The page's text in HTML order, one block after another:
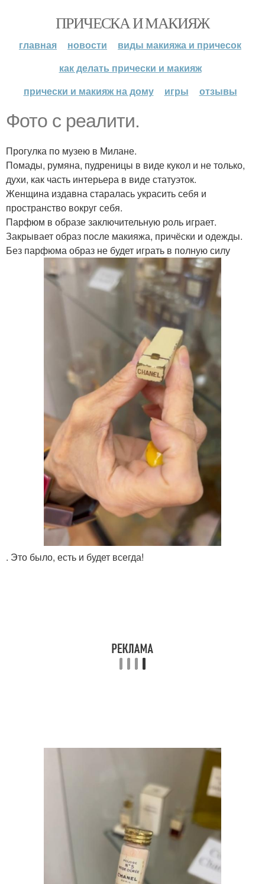
ПРИЧЕСКА И МАКИЯЖ
главная новости
виды макияжа и причесок
как делать прически и макияж
прически и макияж на дому
игры отзывы
Фото с реалити.
Прогулка по музею в Милане.
Помады, румяна, пудреницы в виде кукол и не только,
духи, как часть интерьера в виде статуэток.
Женщина издавна старалась украсить себя и
пространство вокруг себя.
Парфюм в образе заключительную роль играет.
Закрывает образ после макияжа, причёски и одежды.
Без парфюма образ не будет играть в полную силу
. Это было, есть и будет всегда!